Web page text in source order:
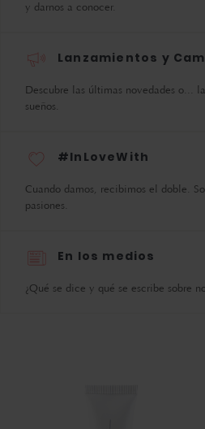
y darnos a conocer.
Lanzamientos y
Descubre las últimas novedades o...
sueños.
#InLoveWith
Cuando damos, recibimos el doble.
pasiones.
En los medios
¿Qué se dice y qué se escribe sobre